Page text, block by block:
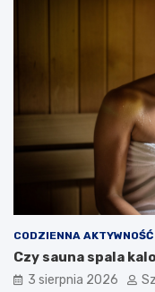
CODZIENNA AKTYWNOŚĆ
Czy sauna spala
3 sierpnia 2026